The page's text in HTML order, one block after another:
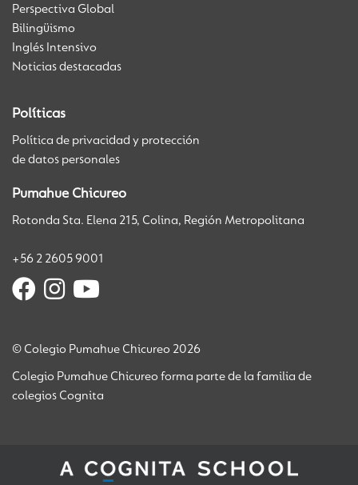
Perspectiva Global
Bilingüismo
Inglés Intensivo
Noticias destacadas
Políticas
Política de privacidad y protección
de datos personales
Pumahue Chicureo
Rotonda Sta. Elena 215, Colina, Región Metropolitana
+56 2 2605 9001
© Colegio Pumahue Chicureo 2026
Colegio Pumahue Chicureo forma parte de la familia de
colegios Cognita